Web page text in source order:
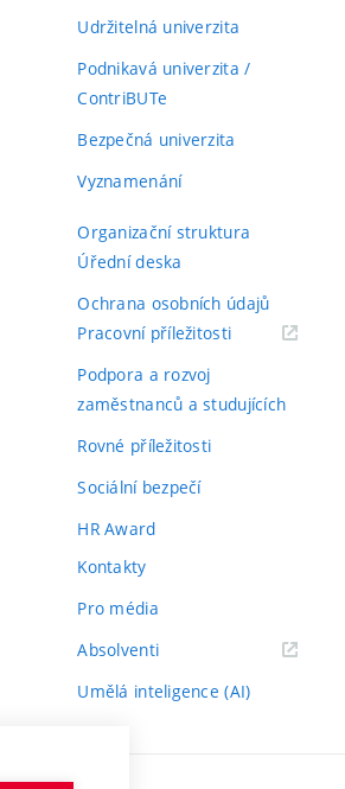
Udržitelná univerzita
Podnikavá univerzita /
ContriBUTe
Bezpečná univerzita
Vyznamenání
Organizační struktura
Úřední deska
Ochrana osobních údajů
Pracovní příležitosti(externí
Podpora a rozvoj
zaměstnanců a studujících
Rovné příležitosti
Sociální bezpečí
HR Award
Kontakty
Pro média
Absolventi(externí
Umělá inteligence (AI)